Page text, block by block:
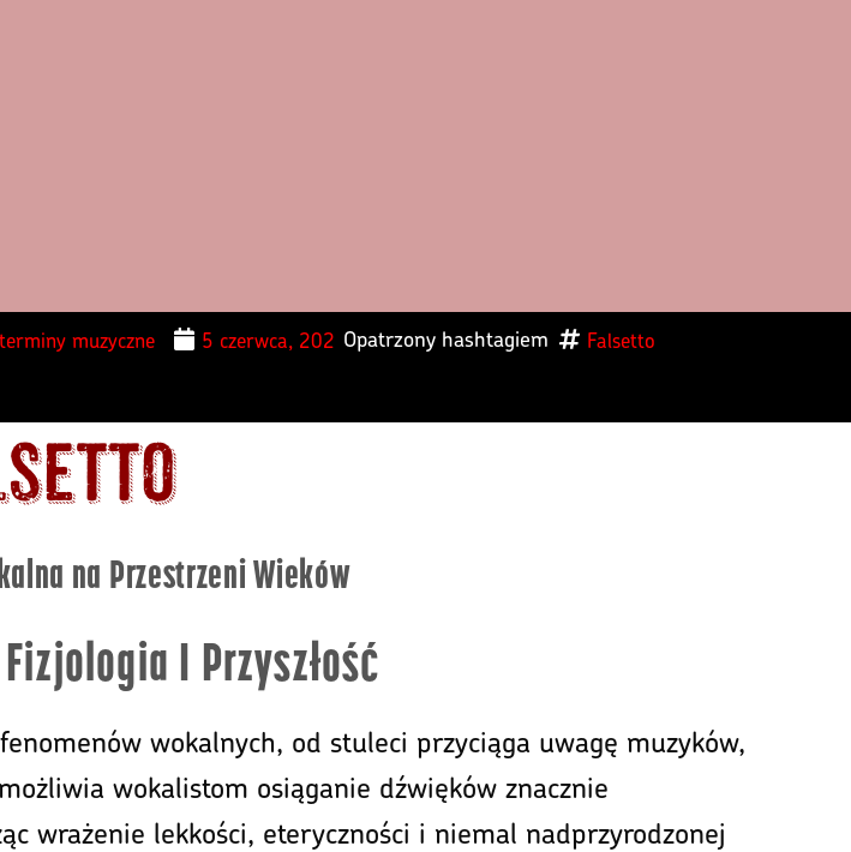
muzyczne 5 czerwca, 2026 Falsetto
Opatrzony hashtagiem
na Przestrzeni Wieków
I Przyszłość
wokalnych, od stuleci przyciąga uwagę muzyków,
wokalistom osiąganie dźwięków znacznie
wrażenie lekkości, eteryczności i niemal nadprzyrodzonej